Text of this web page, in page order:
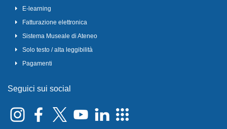
E-learning
Fatturazione elettronica
Sistema Museale di Ateneo
Solo testo / alta leggibilità
Pagamenti
Seguici sui social